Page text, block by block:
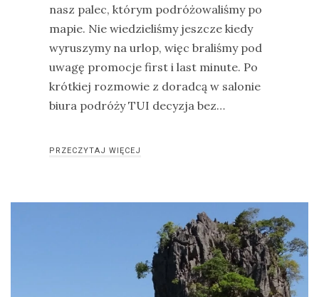
nasz palec, którym podróżowaliśmy po
mapie. Nie wiedzieliśmy jeszcze kiedy
wyruszymy na urlop, więc braliśmy pod
uwagę promocje first i last minute. Po
krótkiej rozmowie z doradcą w salonie
biura podróży TUI decyzja bez…
PRZECZYTAJ WIĘCEJ
dzięciołowate
dzierżby
turystyczna